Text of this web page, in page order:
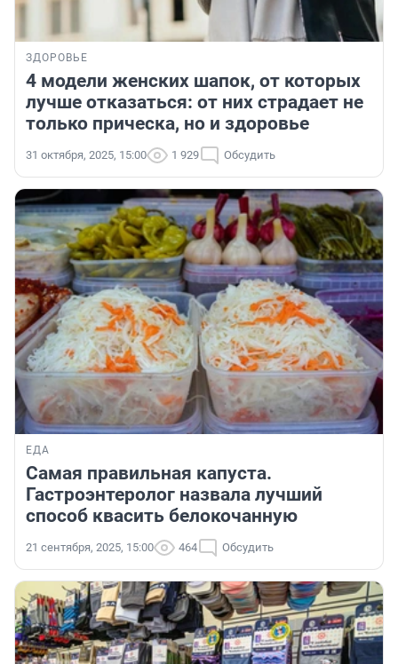
ЗДОРОВЬЕ
4 модели женских шапок, от которых
лучше отказаться: от них страдает не
только прическа, но и здоровье
31 октября, 2025, 15:00 1 929 Обсудить
ЕДА
Самая правильная капуста.
Гастроэнтеролог назвала лучший
способ квасить белокочанную
21 сентября, 2025, 15:00 464 Обсудить